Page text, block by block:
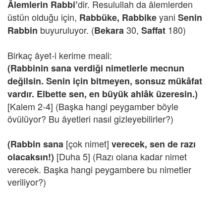
Âlemlerin Rabbi’dir. Resulullah da âlemlerden
üstün olduğu için, Rabbüke, Rabbikeyani Senin
Rabbin buyuruluyor. (Bekara30, Saffat 180)
Birkaç âyet-i kerime meali:
(Rabbinin sana verdiği nimetlerle mecnun
değilsin. Senin için bitmeyen, sonsuz mükâfat
vardır. Elbette sen, en büyük ahlâk üzeresin.)
[Kalem 2-4] (Başka hangi peygamber böyle
övülüyor? Bu âyetleri nasıl gizleyebilirler?)
(Rabbin sana [çok nimet] verecek, sen de razı
olacaksın!) [Duha 5] (Razı olana kadar nimet
verecek. Başka hangi peygambere bu nimetler
veriliyor?)